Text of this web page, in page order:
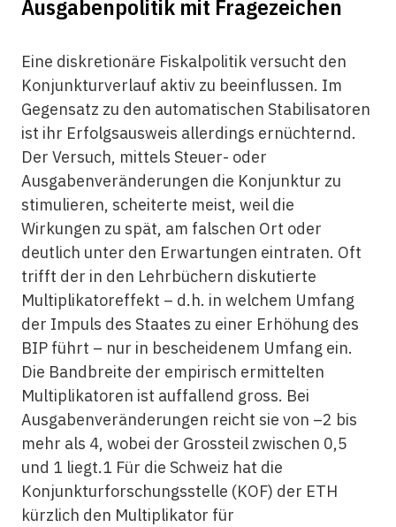
Ausgabenpolitik mit Fragezeichen
Eine diskretionäre Fiskalpolitik versucht den
Konjunkturverlauf aktiv zu beeinflussen. Im
Gegensatz zu den automatischen Stabilisatoren
ist ihr Erfolgsausweis allerdings ernüchternd.
Der Versuch, mittels Steuer- oder
Ausgabenveränderungen die Konjunktur zu
stimulieren, scheiterte meist, weil die
Wirkungen zu spät, am falschen Ort oder
deutlich unter den Erwartungen eintraten. Oft
trifft der in den Lehrbüchern diskutierte
Multiplikatoreffekt – d.h. in welchem Umfang
der Impuls des Staates zu einer Erhöhung des
BIP führt – nur in bescheidenem Umfang ein.
Die Bandbreite der empirisch ermittelten
Multiplikatoren ist auffallend gross. Bei
Ausgabenveränderungen reicht sie von –2 bis
mehr als 4, wobei der Grossteil zwischen 0,5
und 1 liegt.1 Für die Schweiz hat die
Konjunkturforschungsstelle (KOF) der ETH
kürzlich den Multiplikator für